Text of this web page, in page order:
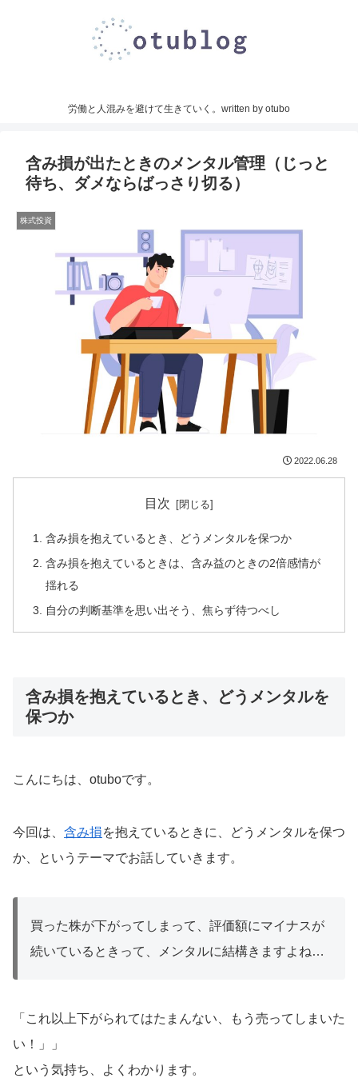
労働と人混みを避けて生きていく。written by otubo
含み損が出たときのメンタル管理（じっと
待ち、ダメならばっさり切る）
株式投資
2022.06.28
目次
含み損を抱えているとき、どうメンタルを保つか
含み損を抱えているときは、含み益のときの2倍感情が
揺れる
自分の判断基準を思い出そう、焦らず待つべし
含み損を抱えているとき、どうメンタルを
保つか
こんにちは、otuboです。
今回は、 含み損を抱えているときに、どうメンタルを保つ
か、というテーマでお話していきます。
買った株が下がってしまって、評価額にマイナスが
続いているときって、メンタルに結構きますよね…
「これ以上下がられてはたまんない、もう売ってしまいた
い！」」
という気持ち、よくわかります。